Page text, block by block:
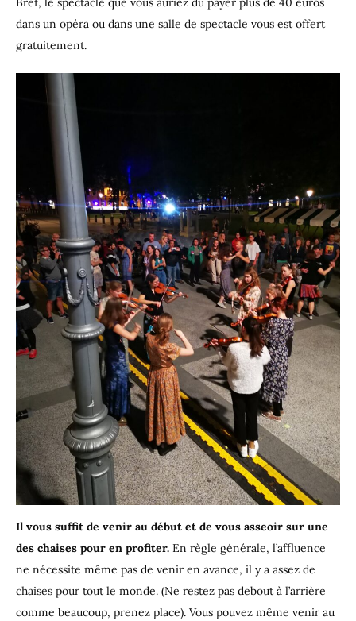
dans un opéra ou dans une salle de spectacle vous est offert
gratuitement.
Il vous suffit de venir au début et de vous asseoir sur une
des chaises pour en profiter. En règle générale, l’affluence
ne nécessite même pas de venir en avance, il y a assez de
chaises pour tout le monde. (Ne restez pas debout à l’arrière
comme beaucoup, prenez place). Vous pouvez même venir au